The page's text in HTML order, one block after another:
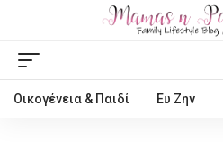
Οικογένεια & Παιδί Ευ Ζην